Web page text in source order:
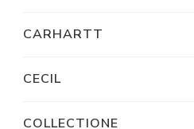
CARHARTT
CECIL
COLLECTIONE